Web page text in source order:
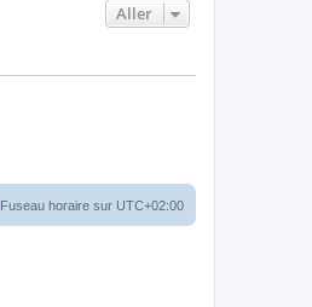
Aller
Fuseau horaire sur UTC+02:00